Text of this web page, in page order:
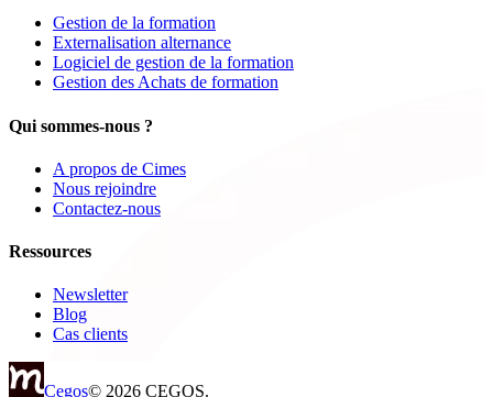
Gestion de la formation
Externalisation alternance
Logiciel de gestion de la formation
Gestion des Achats de formation
Qui sommes-nous ?
A propos de Cimes
Nous rejoindre
Contactez-nous
Ressources
Newsletter
Blog
Cas clients
Cegos© 2026 CEGOS.